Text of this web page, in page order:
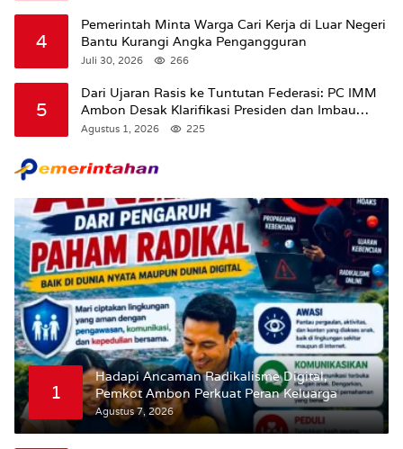
4
Pemerintah Minta Warga Cari Kerja di Luar Negeri
Bantu Kurangi Angka Pengangguran
Juli 30, 2026 266
5
Dari Ujaran Rasis ke Tuntutan Federasi: PC IMM
Ambon Desak Klarifikasi Presiden dan Imbau
Tunda Pengibaran Bendera Merah Putih Di
Agustus 1, 2026 225
1
Hadapi Ancaman Radikalisme Digital,
Pemkot Ambon Perkuat Peran Keluarga
Agustus 7, 2026